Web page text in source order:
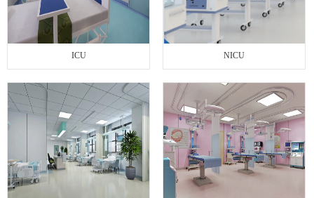
ICU NICU